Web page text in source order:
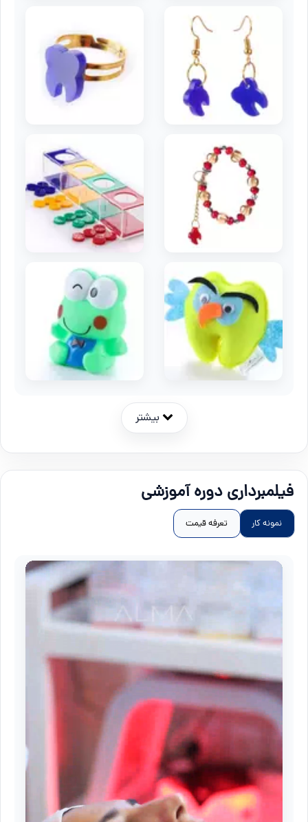
بیشتر
فیلمبرداری دوره آموزشی
نمونه کار تعرفه قیمت